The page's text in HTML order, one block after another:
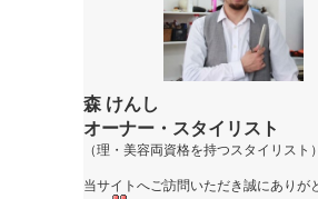
森 けんし
オーナー・スタイリスト
（理・美容両資格を持つスタイリスト）
当サイトへご訪問いただき誠にありが